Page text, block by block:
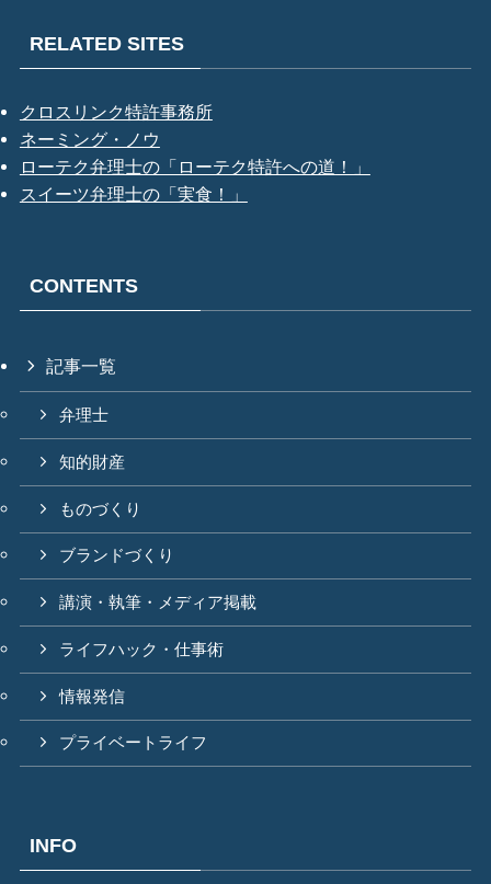
RELATED SITES
クロスリンク特許事務所
ネーミング・ノウ
ローテク弁理士の「ローテク特許への道！」
スイーツ弁理士の「実食！」
CONTENTS
記事一覧
弁理士
知的財産
ものづくり
ブランドづくり
講演・執筆・メディア掲載
ライフハック・仕事術
情報発信
プライベートライフ
INFO